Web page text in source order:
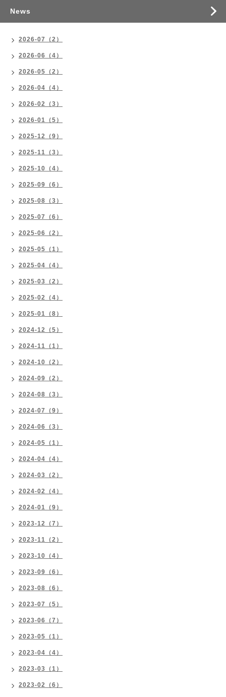
News
2026-07（2）
2026-06（4）
2026-05（2）
2026-04（4）
2026-02（3）
2026-01（5）
2025-12（9）
2025-11（3）
2025-10（4）
2025-09（6）
2025-08（3）
2025-07（6）
2025-06（2）
2025-05（1）
2025-04（4）
2025-03（2）
2025-02（4）
2025-01（8）
2024-12（5）
2024-11（1）
2024-10（2）
2024-09（2）
2024-08（3）
2024-07（9）
2024-06（3）
2024-05（1）
2024-04（4）
2024-03（2）
2024-02（4）
2024-01（9）
2023-12（7）
2023-11（2）
2023-10（4）
2023-09（6）
2023-08（6）
2023-07（5）
2023-06（7）
2023-05（1）
2023-04（4）
2023-03（1）
2023-02（6）